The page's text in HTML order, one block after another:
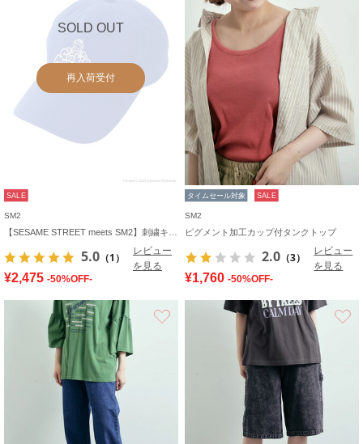
SOLD OUT
再入荷受付
SALE
SM2
5.0 （1）
レビュー
を見る
¥2,475 -50%OFF-
タイムセール対象 SALE
SM2
ピグメント加工カップ付タンクトップ
2.0 （3）
レビュー
を見る
¥1,760 -50%OFF-
お気に入り